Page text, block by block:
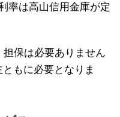
率は高山信用金庫が定
保は必要ありません
もに必要となりま